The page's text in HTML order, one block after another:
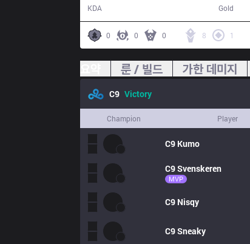
KDA Gold
0 0 0 8 1
룬 / 빌드 가한 데미지
C9 Victory
Champion Player
C9 Kumo
C9Svenskeren
MVP
C9 Nisqy
C9Sneaky